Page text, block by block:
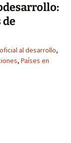
de
al desarrollo,
, Países en